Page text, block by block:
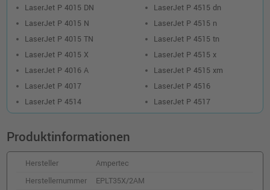
LaserJet P 4015 DN
LaserJet P 4015 N
LaserJet P 4015 TN
LaserJet P 4015 X
LaserJet P 4016 A
LaserJet P 4017
LaserJet P 4514
LaserJet P 4515 dn
LaserJet P 4515 n
LaserJet P 4515 tn
LaserJet P 4515 x
LaserJet P 4515 xm
LaserJet P 4516
LaserJet P 4517
Produktinformationen
Hersteller
Ampertec
Herstellernummer
EPLT35X/2AM